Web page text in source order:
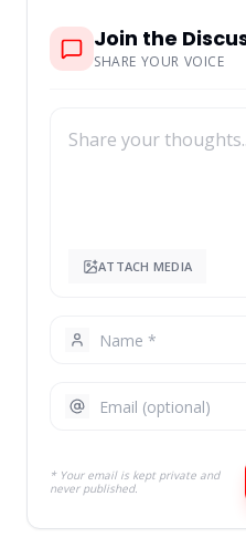
Join the
SHARE YOUR VOICE
ATTACH MEDIA
* Your email is kept private and
never published.